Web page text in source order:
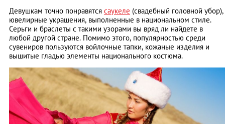
Девушкам точно понравятся саукеле (свадебный головной убор),
ювелирные украшения, выполненные в национальном стиле.
Серьги и браслеты с такими узорами вы вряд ли найдете в
любой другой стране. Помимо этого, популярностью среди
сувениров пользуются войлочные тапки, кожаные изделия и
вышитые гладью элементы национального костюма.